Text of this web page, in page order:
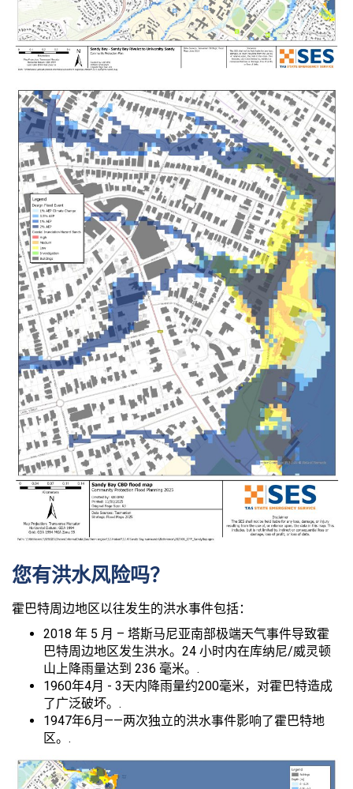
您有洪水风险吗？
霍巴特周边地区以往发生的洪水事件包括：
2018 年 5 月 – 塔斯马尼亚南部极端天气事件导致霍
巴特周边地区发生洪水。24 小时内在库纳尼/威灵顿
山上降雨量达到 236 毫米。.
1960年4月 - 3天内降雨量约200毫米，对霍巴特造成
了广泛破坏。.
1947年6月——两次独立的洪水事件影响了霍巴特地
区。.